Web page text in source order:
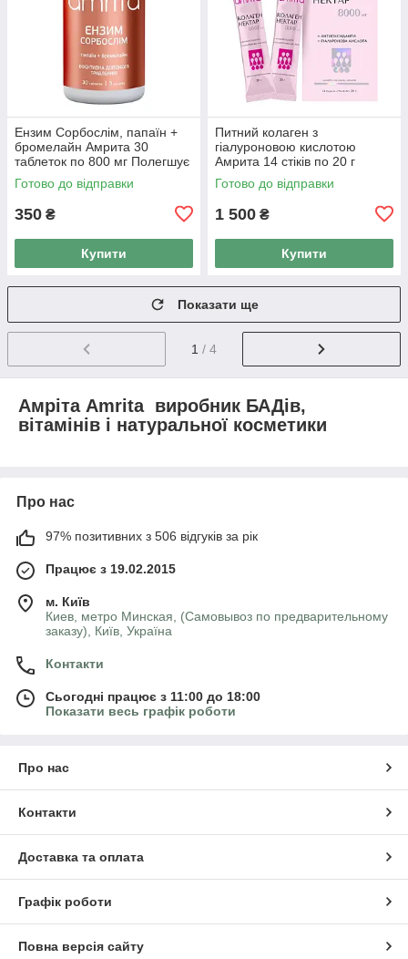
Ензим Сорбослім, папаїн +
бромелайн Амрита 30
таблеток по 800 мг Полегшує
травлення
Готово до відправки
350 ₴
Купити
Питний колаген з
гіалуроновою кислотою
Амрита 14 стіків по 20 г
Готово до відправки
1 500 ₴
Купити
Показати ще
1 / 4
Амріта Amrita виробник БАДів,
вітамінів і натуральної косметики
Про нас
97% позитивних з 506 відгуків за рік
Працює з 19.02.2015
м. Київ
Киев, метро Минская, (Самовывоз по предварительному
заказу), Київ, Україна
Контакти
Сьогодні працює з 11:00 до 18:00
Показати весь графік роботи
Про нас
Контакти
Доставка та оплата
Графік роботи
Повна версія сайту